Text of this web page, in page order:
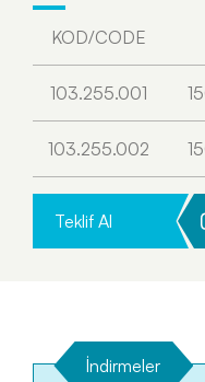
KOD/CODE
103.255.001
103.255.002
Teklif Al
İndirmeler